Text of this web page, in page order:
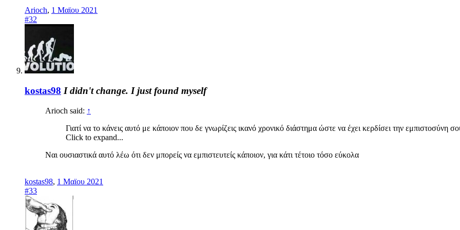
Arioch, 1 Μαϊου 2021
#32
kostas98 I didn't change. I just found myself
Arioch said: ↑
Γιατί να το κάνεις αυτό με κάποιον που δε γνωρίζεις ικανό χρονικό διάστημα ώστε να έχει κερδίσει την εμπιστοσύνη
Click to expand...
Ναι ουσιαστικά αυτό λέω ότι δεν μπορείς να εμπιστευτείς κάποιον, για κάτι τέτοιο τόσο εύκολα
kostas98, 1 Μαϊου 2021
#33